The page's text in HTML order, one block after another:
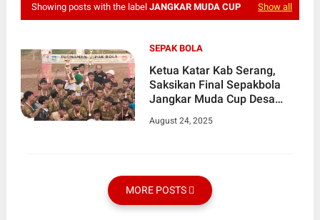
Showing posts with the label JANGKAR MUDA CUP Show all
SEPAK BOLA
Ketua Katar Kab Serang,
Saksikan Final Sepakbola
Jangkar Muda Cup Desa
August 24, 2025
MORE POSTS